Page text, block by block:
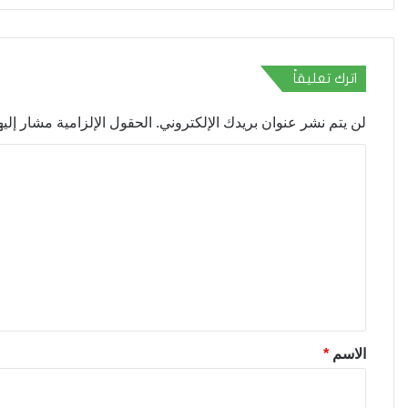
اترك تعليقاً
لن يتم نشر عنوان بريدك الإلكتروني. الحقول الإلزامية مشار
*الاسم *